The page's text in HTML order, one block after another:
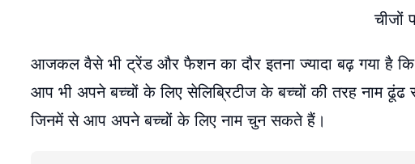
चीजों
आजकल वैसे भी ट्रेंड और फैशन का दौर इतना ज्यादा बढ़ गया है
आप भी अपने बच्चों के लिए सेलिब्रिटीज के बच्चों की तरह नाम
जिनमें से आप अपने बच्चों के लिए नाम चुन सकते हैं।